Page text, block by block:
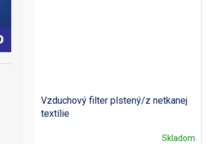
Vzduchový filter plstený/z netkanej
textílie
Skladom